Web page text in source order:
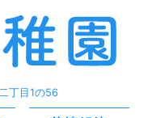
丁目1の56